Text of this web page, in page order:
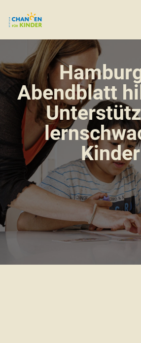
Abendblatt
Kinder